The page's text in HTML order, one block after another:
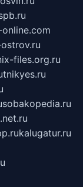
files.org.ru
sobakopedia.ru
kalugatur.ru